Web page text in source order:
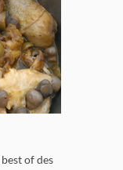
of des